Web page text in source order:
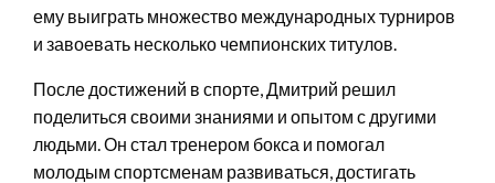
ему выиграть множество международных турниров
и завоевать несколько чемпионских титулов.
После достижений в спорте, Дмитрий решил
поделиться своими знаниями и опытом с другими
людьми. Он стал тренером бокса и помогал
молодым спортсменам развиваться, достигать